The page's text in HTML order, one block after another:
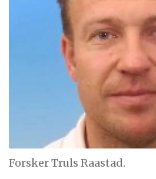
Forsker Truls Raastad.